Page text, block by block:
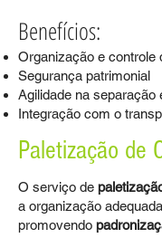
Benefícios:
Organização e controle
Segurança patrimonial
Agilidade na separação
Integração com o
Paletização de
O serviço de
a organização
promovendo